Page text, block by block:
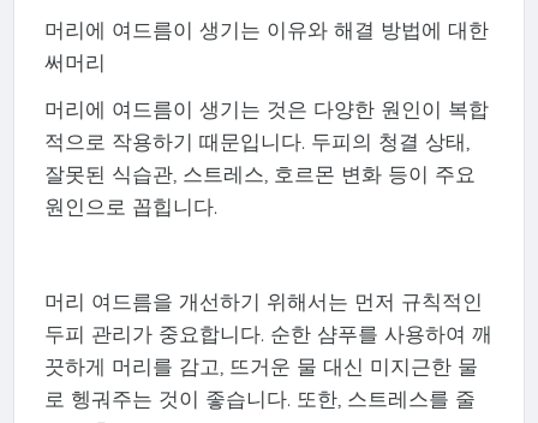
머리에 여드름이 생기는 이유와 해결 방법에 대한
써머리
머리에 여드름이 생기는 것은 다양한 원인이 복합
적으로 작용하기 때문입니다. 두피의 청결 상태,
잘못된 식습관, 스트레스, 호르몬 변화 등이 주요
원인으로 꼽힙니다.
머리 여드름을 개선하기 위해서는 먼저 규칙적인
두피 관리가 중요합니다. 순한 샴푸를 사용하여 깨
끗하게 머리를 감고, 뜨거운 물 대신 미지근한 물
로 헹궈주는 것이 좋습니다. 또한, 스트레스를 줄